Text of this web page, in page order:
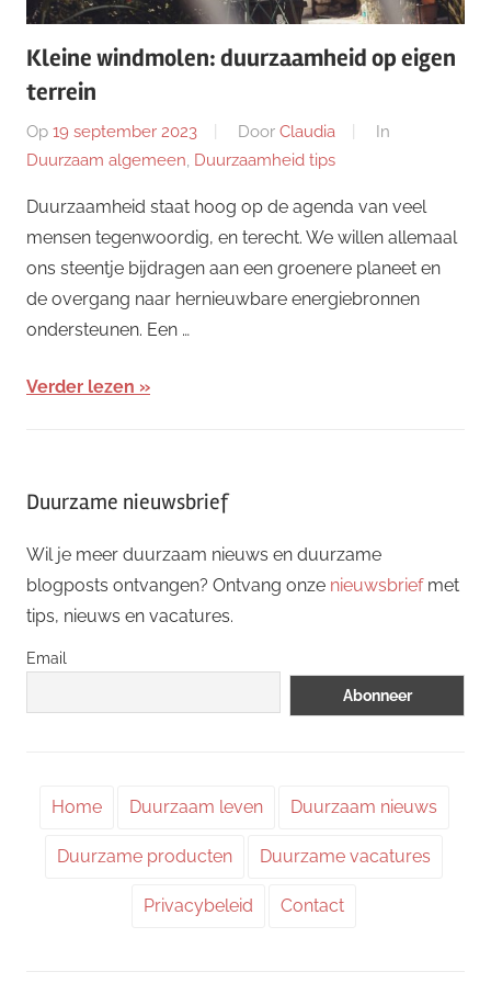
Kleine windmolen: duurzaamheid op eigen
terrein
Op 19 september 2023 Door Claudia
In
Duurzaam algemeen, Duurzaamheid tips
Duurzaamheid staat hoog op de agenda van veel
mensen tegenwoordig, en terecht. We willen allemaal
ons steentje bijdragen aan een groenere planeet en
de overgang naar hernieuwbare energiebronnen
ondersteunen. Een …
Verder lezen
Duurzame nieuwsbrief
Wil je meer duurzaam nieuws en duurzame
blogposts ontvangen? Ontvang onze nieuwsbriefmet
tips, nieuws en vacatures.
Email
Home Duurzaam leven Duurzaam nieuws
Duurzame producten Duurzame vacatures
Privacybeleid Contact